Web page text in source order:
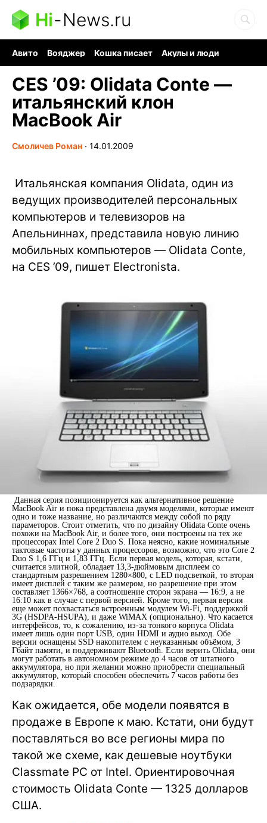
Hi-News.ru
Авито Вояджер Кошка писает
Акулы и люди
CES ’09: Olidata Conte —
итальянский клон
MacBook Air
Смоличев Роман ∙ 14.01.2009
Итальянская компания Olidata, один из
ведущих производителей персональных
компьютеров и телевизоров на
Апельниннах, представила новую линию
мобильных компьютеров — Olidata Conte,
на CES ’09, пишет Electronista.
Данная серия позиционируется как альтернативное решение
MacBook Air и пока представлена двумя моделями, которые имеют
одно и тоже название, но различаются между собой по ряду
параметоров. Стоит отметить, что по дизайну Olidata Conte очень
похожи на MacBook Air, и более того, они построены на тех же
процессорах Intel Core 2 Duo S. Пока неясно, какие номинальные
тактовые частоты у данных процессоров, возможно, что это Core 2
Duo S 1,6 ГГц и 1,83 ГГц. Если первая модель, которая, кстати,
считается элитной, обладает 13,3-дюймовым дисплеем со
стандартным разрешением 1280×800, с LED подсветкой, то вторая
имеет дисплей с таким же размером, но разрешение при этом
составляет 1366×768, а соотношение сторон экрана — 16:9, а не
16:10 как в случае с первой версией. Кроме того, первая версия
еще может похвастаться встроенным модулем Wi-Fi, поддержкой
3G (HSDPA-HSUPA), и даже WiMAX (опционально). Что касается
интерфейсов, то, к сожалению, из-за тонкого корпуса Olidata
имеет лишь один порт USB, один HDMI и аудио выход. Обе
версии оснащены SSD накопителем с неуказанным объёмом, 3
Гбайт памяти, и поддерживают Bluetooth. Если верить Olidata, они
могут работать в автономном режиме до 4 часов от штатного
аккумулятора, но при желании можно приобрести специальный
аккумулятор, который способен обеспечить 7 часов работы без
подзарядки.
Как ожидается, обе модели появятся в
продаже в Европе к маю. Кстати, они будут
поставляться во все регионы мира по
такой же схеме, как дешевые ноутбуки
Classmate PC от Intel. Ориентировочная
стоимость Olidata Conte — 1325 долларов
США.